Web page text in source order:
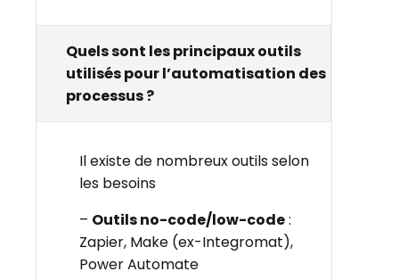
Quels sont les principaux outils
utilisés pour l’automatisation des
processus ?
Il existe de nombreux outils selon
les besoins
– Outils no-code/low-code:
Zapier, Make (ex-Integromat),
Power Automate